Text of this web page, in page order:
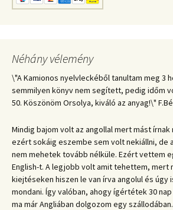
Néhány vélemény
\"A Kamionos nyelvleckéből tanultam meg 3
semmilyen könyv nem segített, pedig időm
50. Köszönöm Orsolya, kiváló az anyag!\"
Mindig bajom volt az angollal mert mást írnak
ezért sokáig eszembe sem volt nekiállni, de
nem mehetek tovább nélküle. Ezért vettem
English-t. A legjobb volt amit tehettem, mert
kiejtéseken hiszen le van írva angolul és úgy
mondani. Így valóban, ahogy ígértétek 30
ma már Angliában dolgozom egy